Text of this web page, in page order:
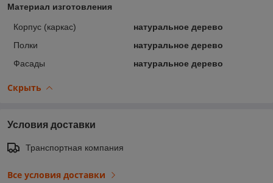
Материал изготовления
Корпус (каркас)
натуральное дерево
Полки
натуральное дерево
Фасады
натуральное дерево
Скрыть
Условия доставки
Транспортная компания
Все условия доставки